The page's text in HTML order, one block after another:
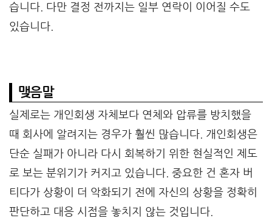
습니다. 다만 결정 전까지는 일부 연락이 이어질 수도
있습니다.
맺음말
실제로는 개인회생 자체보다 연체와 압류를 방치했을
때 회사에 알려지는 경우가 훨씬 많습니다. 개인회생은
단순 실패가 아니라 다시 회복하기 위한 현실적인 제도
로 보는 분위기가 커지고 있습니다. 중요한 건 혼자 버
티다가 상황이 더 악화되기 전에 자신의 상황을 정확히
판단하고 대응 시점을 놓치지 않는 것입니다.